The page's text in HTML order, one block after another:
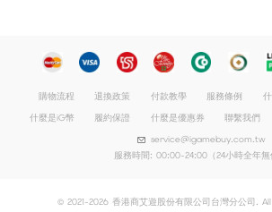
購物流程 退換政策 付款教學 服務條例
什麼是iG幣
履約保證 什麼是優惠券 聯繫我們
service@igamebuy.com.tw
服務時間: 00:00-24:00（24小時全年無
© 2021-2026 香港商艾遊股份有限公司台灣分公司.